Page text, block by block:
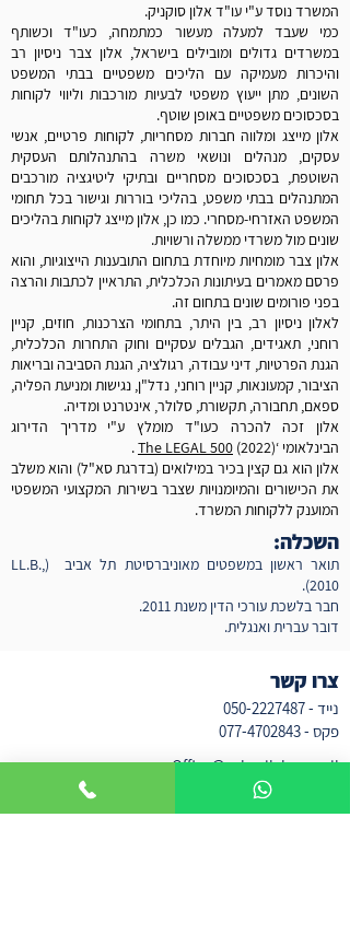
המשרד נוסד ע"י עו"ד אלון סוקניק.
כמי שעבד למעלה מעשור כמתמחה, כעו"ד וכשותף
במשרדים גדולים ומובילים בישראל, אלון צבר ניסיון רב
והיכרות מעמיקה עם הליכים משפטיים בבתי המשפט
השונים, מתן ייעוץ משפטי לבעיות מורכבות וליווי לקוחות
בסכסוכים משפטיים באופן שוטף.
אלון מייצג ומלווה חברות מסחריות, לקוחות פרטיים, אנשי
עסקים, מנהלים ונושאי משרה בהתנהלותם העסקית
השוטפת, בסכסוכים מסחריים ובתיקי ליטיגציה מורכבים
המתנהלים בבתי משפט, בהליכי בוררות וגישור בכל תחומי
המשפט האזרחי-מסחרי. כמו כן, אלון מייצג לקוחות בהליכים
שונים מול משרדי ממשלה ורשויות.
אלון צבר מומחיות מיוחדת בתחום התובענות הייצוגיות, והוא
פרסם מאמרים בעיתונות הכלכלית, התראיין לכתבות והרצה
בפני פורומים שונים בתחום זה.
לאלון ניסיון רב, בין היתר, בתחומי הצרכנות, חוזים, קניין
רוחני, תאגידים, הגבלים עסקיים וחוק התחרות הכלכלית,
הגנת הפרטיות, דיני עבודה, רגולציה, הגנת הסביבה ובריאות
הציבור, קמעונאות, קניין רוחני, נדל"ן, נגישות ומניעת הפליה,
ספאם, תחבורה, תקשורת, סלולר, אינטרנט ומדיה.
אלון זכה להכרה כעו"ד מומלץ ע"י מדריך הדירוג
הבינלאומי ‘
The LEGAL 500 (2022) .
אלון הוא גם קצין בכיר במילואים (בדרגת סא"ל) והוא משלב
את הכישורים והמיומנויות שצבר בשירות המקצועי המשפטי
המוענק ללקוחות המשרד.
השכלה:
תואר ראשון במשפטים מאוניברסיטת תל אביב (LL.B.,
2010).
חבר בלשכת עורכי הדין משנת 2011.
דובר עברית ואנגלית.
צרו קשר
נייד -050-2227487
פקס -077-4702843
Office@sukenik-law.co.il